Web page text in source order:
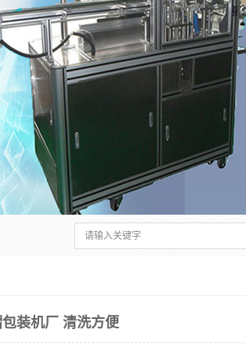
装机厂 清洗方便